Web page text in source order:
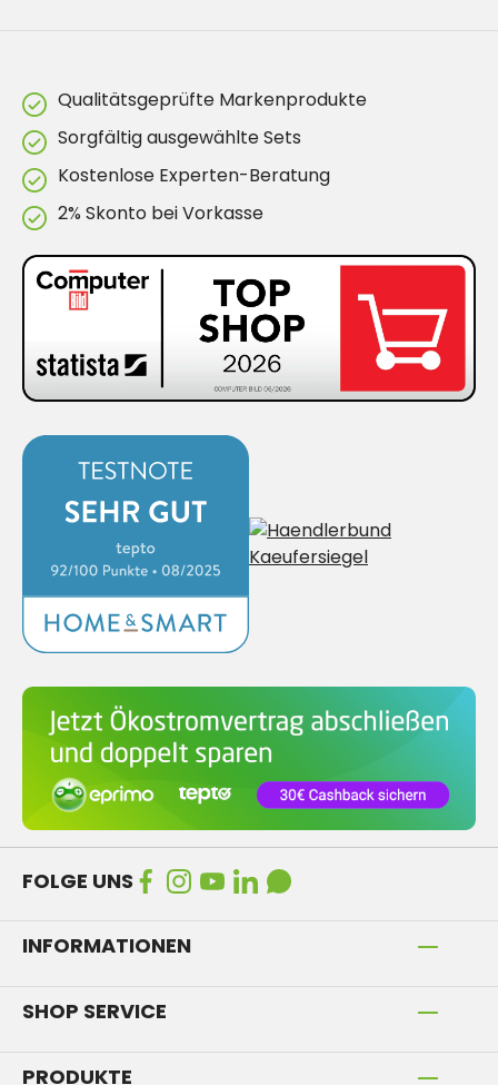
Qualitätsgeprüfte Markenprodukte
Sorgfältig ausgewählte Sets
Kostenlose Experten-Beratung
2% Skonto bei Vorkasse
FOLGE UNS
INFORMATIONEN
SHOP SERVICE
PRODUKTE